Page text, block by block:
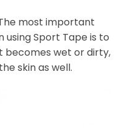
most important
Sport Tape is to
becomes wet or dirty,
skin as well.